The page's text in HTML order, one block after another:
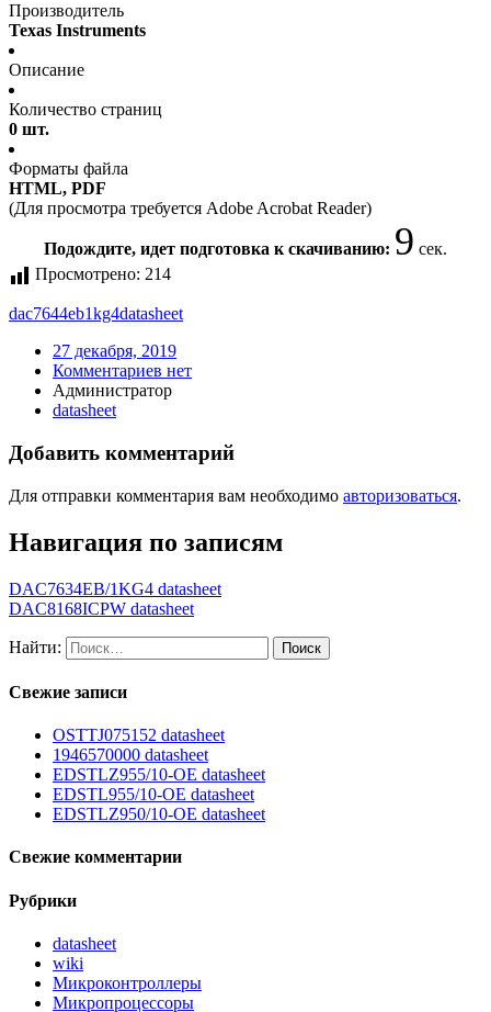
Производитель
Texas Instruments
Описание
Количество страниц
0 шт.
Форматы файла
HTML, PDF
(Для просмотра требуется Adobe Acrobat Reader)
Подождите, идет подготовка к скачиванию: 9 сек.
Просмотрено: 214
dac7644eb1kg4datasheet
27 декабря, 2019
Комментариев нет
Администратор
datasheet
Добавить комментарий
Для отправки комментария вам необходимо авторизоваться.
Навигация по записям
DAC7634EB/1KG4 datasheet
DAC8168ICPW datasheet
Найти:
Свежие записи
OSTTJ075152 datasheet
1946570000 datasheet
EDSTLZ955/10-OE datasheet
EDSTL955/10-OE datasheet
EDSTLZ950/10-OE datasheet
Свежие комментарии
Рубрики
datasheet
wiki
Микроконтроллеры
Микропроцессоры